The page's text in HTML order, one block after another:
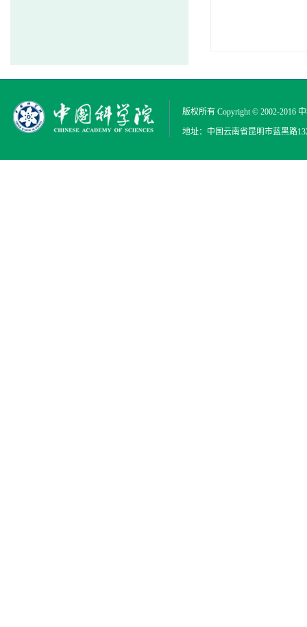
版权所有 Copyright © 2002-2016
地址：中国云南省昆明市蓝黑路